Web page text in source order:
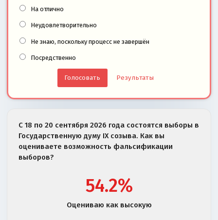
На отлично
Неудовлетворительно
Не знаю, поскольку процесс не завершён
Посредственно
Результаты
С 18 по 20 сентября 2026 года состоятся выборы в
Государственную думу IX созыва. Как вы
оцениваете возможность фальсификации
выборов?
54.2%
Оцениваю как высокую